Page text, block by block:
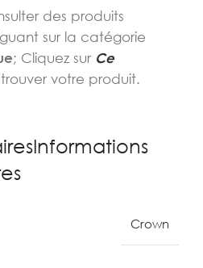
des produits
sur la catégorie
; Cliquez sur Ce
votre produit.
Crown